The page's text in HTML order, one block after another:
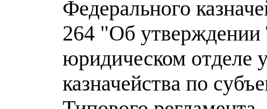
Федерального
264 "Об утверждении
юридическом отделе
казначейства по